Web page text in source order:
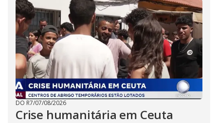
DO R7/07/08/2026
Crise humanitária em Ceuta